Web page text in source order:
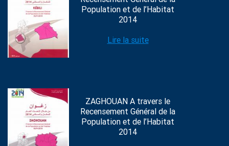
Population et de l’Habitat
2014
Lire la suite
ZAGHOUAN A travers le
Recensement Général de la
Population et de l’Habitat
2014